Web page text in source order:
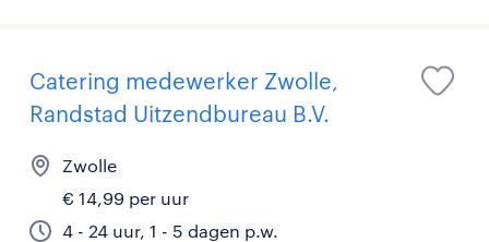
Catering medewerker Zwolle,
Randstad Uitzendbureau B.V.
Zwolle
€ 14,99 per uur
4 - 24 uur, 1 - 5 dagen p.w.